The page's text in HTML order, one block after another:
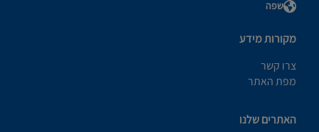
שפה
מקורות מידע
צרו קשר
מפת האתר
האתרים שלנו